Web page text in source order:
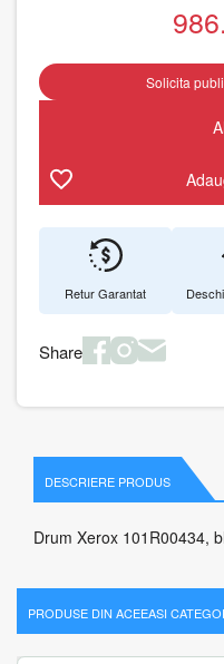
Solicita
Retur Garantat
Share
DESCRIERE PRODUS
Drum Xerox 101R00434,
PRODUSE DIN ACEEASI